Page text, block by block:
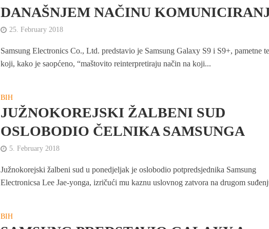
DANAŠNJEM NAČINU
25. February 2018
Samsung Electronics Co., Ltd. predstavio je Samsung Galaxy S9 i S9+, pametne
koji, kako je saopćeno, “maštovito reinterpretiraju način na koji...
BIH
JUŽNOKOREJSKI ŽALBENI SUD
OSLOBODIO ČELNIKA SAMSUNGA
5. February 2018
Južnokorejski žalbeni sud u ponedjeljak je oslobodio potpredsjednika Samsung
Electronicsa Lee Jae-yonga, izričući mu kaznu uslovnog zatvora na drugom
BIH